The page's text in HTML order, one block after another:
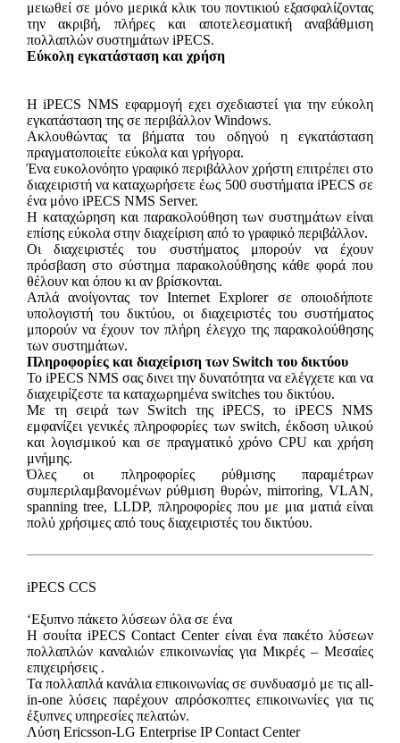
μειωθεί σε μόνο μερικά κλικ του ποντικιού εξασφαλίζοντας
την ακριβή, πλήρες και αποτελεσματική αναβάθμιση
πολλαπλών συστημάτων iPECS.
Εύκολη εγκατάσταση και χρήση
Η iPECS NMS εφαρμογή εχει σχεδιαστεί για την εύκολη
εγκατάσταση της σε περιβάλλον Windows.
Ακλουθώντας τα βήματα του οδηγού η εγκατάσταση
πραγματοποιείτε εύκολα και γρήγορα.
Ένα ευκολονόητο γραφικό περιβάλλον χρήστη επιτρέπει στο
διαχειριστή να καταχωρήσετε έως 500 συστήματα iPECS σε
ένα μόνο iPECS NMS Server.
Η καταχώρηση και παρακολούθηση των συστημάτων είναι
επίσης εύκολα στην διαχείριση από το γραφικό περιβάλλον.
Οι διαχειριστές του συστήματος μπορούν να έχουν
πρόσβαση στο σύστημα παρακολούθησης κάθε φορά που
θέλουν και όπου κι αν βρίσκονται.
Απλά ανοίγοντας τον Internet Explorer σε οποιοδήποτε
υπολογιστή του δικτύου, οι διαχειριστές του συστήματος
μπορούν να έχουν τον πλήρη έλεγχο της παρακολούθησης
των συστημάτων.
Πληροφορίες και διαχείριση των Switch του δικτύου
Το iPECS NMS σας δινει την δυνατότητα να ελέγχετε και να
διαχειρίζεστε τα καταχωρημένα switches του δικτύου.
Με τη σειρά των Switch της iPECS, το iPECS NMS
εμφανίζει γενικές πληροφορίες των switch, έκδοση υλικού
και λογισμικού και σε πραγματικό χρόνο CPU και χρήση
μνήμης.
Όλες οι πληροφορίες ρύθμισης παραμέτρων
συμπεριλαμβανομένων ρύθμιση θυρών, mirroring, VLAN,
spanning tree, LLDP, πληροφορίες που με μια ματιά είναι
πολύ χρήσιμες από τους διαχειριστές του δικτύου.
iPECS CCS
‘Εξυπνο πάκετο λύσεων όλα σε ένα
Η σουίτα iPECS Contact Center είναι ένα πακέτο λύσεων
πολλαπλών καναλιών επικοινωνίας για Μικρές – Μεσαίες
επιχειρήσεις .
Τα πολλαπλά κανάλια επικοινωνίας σε συνδυασμό με τις all-
in-one λύσεις παρέχουν απρόσκοπτες επικοινωνίες για τις
έξυπνες υπηρεσίες πελατών.
Λύση Ericsson-LG Enterprise IP Contact Center